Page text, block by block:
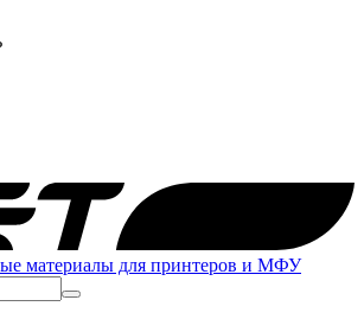
материалы для принтеров и МФУ